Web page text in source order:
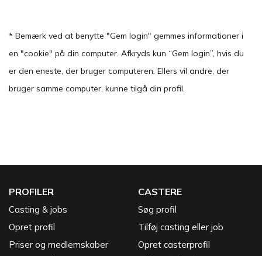
* Bemærk ved at benytte "Gem login" gemmes informationer i
en "cookie" på din computer. Afkryds kun “Gem login”, hvis du
er den eneste, der bruger computeren. Ellers vil andre, der
bruger samme computer, kunne tilgå din profil.
PROFILER
Casting & jobs
Opret profil
Priser og medlemskaber
CASTERE
Søg profil
Tilføj casting eller job
Opret casterprofil